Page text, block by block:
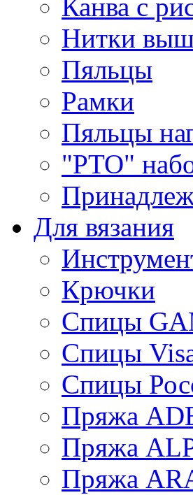
Канва с
Нитки
Пяльцы
Рамки
Пяльцы
"РТО"
Для вязания
Крючки
Спицы
Спицы
Спицы
Пряжа
Пряжа
Пряжа